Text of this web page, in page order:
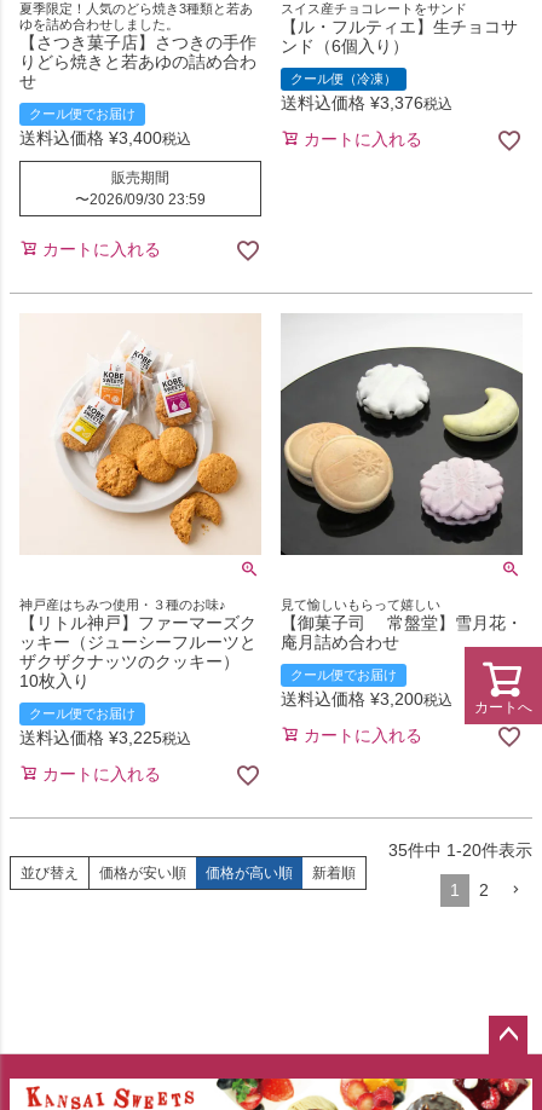
夏季限定！人気のどら焼き3種類と若あ
ゆを詰め合わせしました。
【さつき菓子店】さつきの手作
りどら焼きと若あゆの詰め合わ
せ
クール便でお届け
送料込価格 ¥3,400税込
販売期間
〜2026/09/30 23:59
カートに入れる
スイス産チョコレートをサンド
【ル・フルティエ】生チョコサ
ンド（6個入り）
クール便（冷凍）
送料込価格 ¥3,376税込
カートに入れる
神戸産はちみつ使用・３種のお味♪
【リトル神戸】ファーマーズク
ッキー（ジューシーフルーツと
ザクザクナッツのクッキー）
10枚入り
クール便でお届け
送料込価格 ¥3,225税込
カートに入れる
見て愉しいもらって嬉しい
【御菓子司 常盤堂】雪月花・
庵月詰め合わせ
クール便でお届け
送料込価格 ¥3,200税込
カートに入れる
並び替え 価格が安い順 価格が高い順 新着順
35件中 1-20件表示
1 2
カートへ
ジト